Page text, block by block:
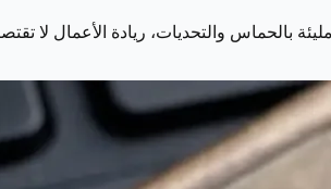
بالحماس والتحديات، ريادة الأعمال